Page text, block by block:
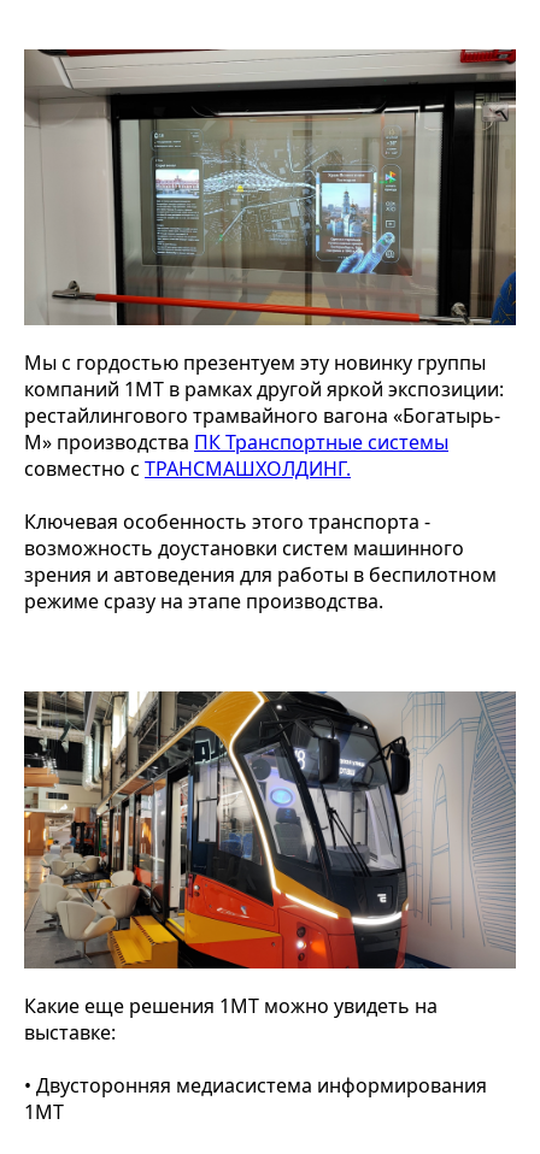
Мы с гордостью презентуем эту новинку группы
компаний 1МТ в рамках другой яркой экспозиции:
рестайлингового трамвайного вагона «Богатырь-
М» производства ПК Транспортные системы
совместно с ТРАНСМАШХОЛДИНГ.
Ключевая особенность этого транспорта -
возможность доустановки систем машинного
зрения и автоведения для работы в беспилотном
режиме сразу на этапе производства.
Какие еще решения 1МТ можно увидеть на
выставке:
• Двусторонняя медиасистема информирования
1МТ